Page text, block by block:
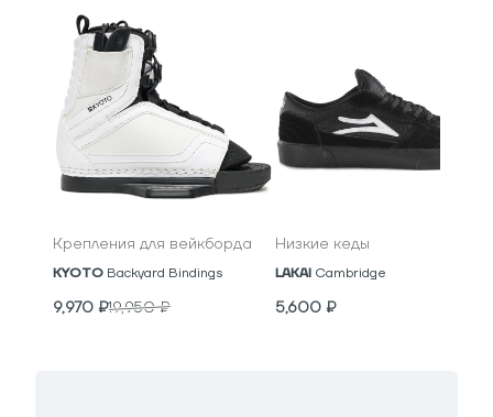
Крепления для вейкборда
KYOTO Backyard Bindings
9,970 ₽19,950₽
Низкие кеды
LAKAI Cambridge
5,600 ₽